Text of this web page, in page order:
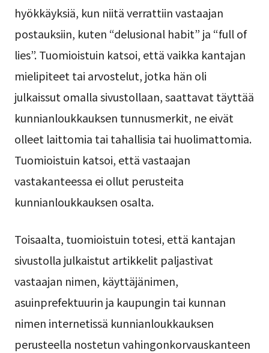
hyökkäyksiä, kun niitä verrattiin vastaajan
postauksiin, kuten “delusional habit” ja “full of
lies”. Tuomioistuin katsoi, että vaikka kantajan
mielipiteet tai arvostelut, jotka hän oli
julkaissut omalla sivustollaan, saattavat täyttää
kunnianloukkauksen tunnusmerkit, ne eivät
olleet laittomia tai tahallisia tai huolimattomia.
Tuomioistuin katsoi, että vastaajan
vastakanteessa ei ollut perusteita
kunnianloukkauksen osalta.
Toisaalta, tuomioistuin totesi, että kantajan
sivustolla julkaistut artikkelit paljastivat
vastaajan nimen, käyttäjänimen,
asuinprefektuurin ja kaupungin tai kunnan
nimen internetissä kunnianloukkauksen
perusteella nostetun vahingonkorvauskanteen